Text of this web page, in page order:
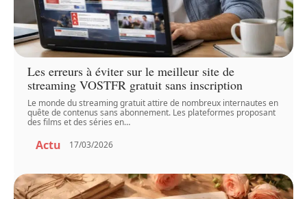
Les erreurs à éviter sur le meilleur site de
streaming VOSTFR gratuit sans inscription
Le monde du streaming gratuit attire de nombreux internautes en
quête de contenus sans abonnement. Les plateformes proposant
des films et des séries en…
Actu 17/03/2026